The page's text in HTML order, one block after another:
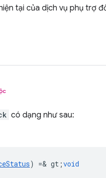
tại của dịch vụ phụ trợ
có dạng như sau:
) =& gt;void